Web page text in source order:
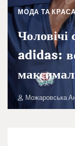
МОДА ТА
Чоловічі
adidas:
Можаровська